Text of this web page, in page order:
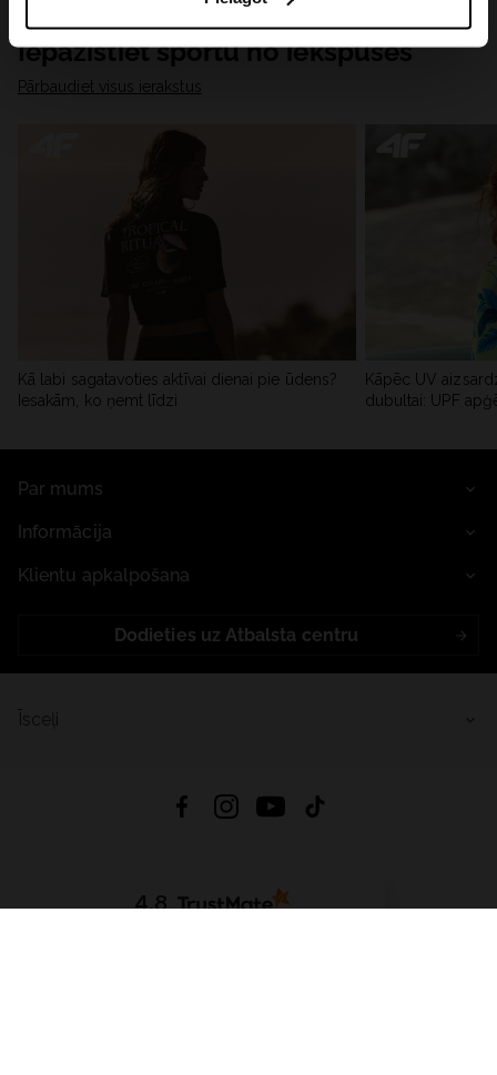
( piem. socialos tīklus). Detalizētu informāciju var atrast
mūsu Privātuma politikā un sadaļā "Detaļas".
Iepazīstiet sportu no iekšpuses
Pārbaudiet visus ierakstus
Kā labi sagatavoties aktīvai dienai pie ūdens?
Iesakām, ko ņemt līdzi
Kāpēc UV
dubultai: UPF
Par mums
Informācija
Klientu apkalpošana
Dodieties uz Atbalsta centru
4.8